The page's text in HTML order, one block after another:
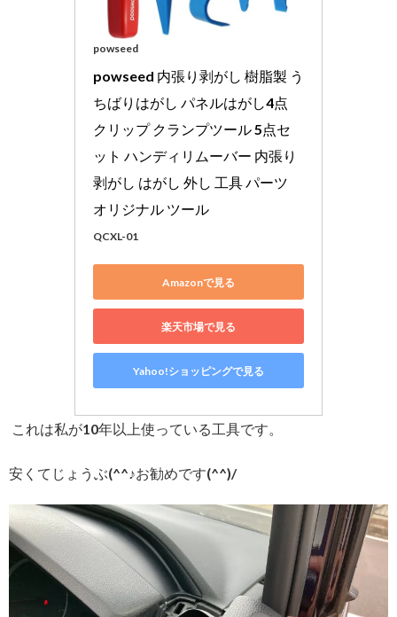
powseed
powseed 内張り剥がし 樹脂製 う
ちばりはがし パネルはがし4点
クリップ クランプツール 5点セ
ット ハンディリムーバー 内張り
剥がし はがし 外し 工具 パーツ
オリジナル ツール
QCXL-01
Amazonで見る
楽天市場で見る
Yahoo!ショッピングで見る
これは私が10年以上使っている工具です。
安くてじょうぶ(^^♪お勧めです(^^)/